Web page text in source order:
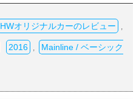
HWオリジナルカーのレビュー
2016 Mainline / ベーシック